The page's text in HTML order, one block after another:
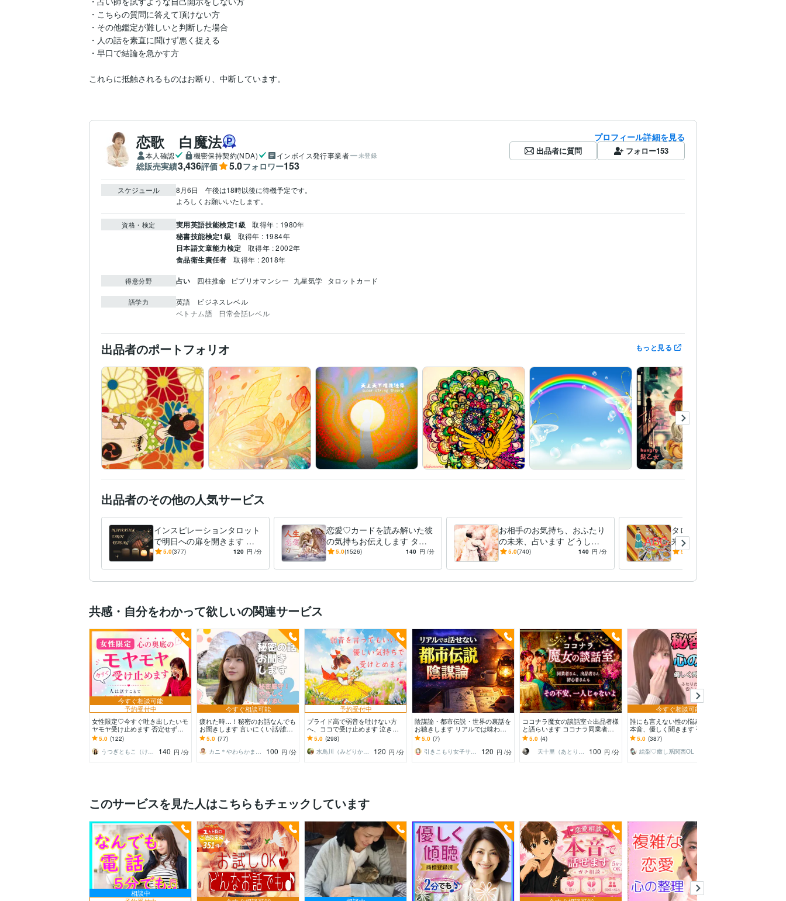
・こちらの質問に答えて頂けない方
・その他鑑定が難しいと判断した場合
・人の話を素直に聞けず悪く捉える
・早口で結論を急かす方
これらに抵触されるものはお断り、中断しています。
恋歌 白魔法
本人確認 機密保持契約(NDA) インボイス発行事業者 未登録
総販売実績3,436評価 5.0フォロワー153
プロフィール詳細を見る
出品者に質問 フォロー153
スケジュール
8月6日　午後は18時以後に待機予定です。
よろしくお願いいたします。
資格・検定 実用英語技能検定1級 取得年 : 1980年
秘書技能検定1級 取得年 : 1984年
日本語文章能力検定 取得年 : 2002年
食品衛生責任者 取得年 : 2018年
得意分野 占い 四柱推命 ピプリオマンシー 九星気学 タロットカード
語学力 英語
ビジネスレベル
ベトナム語
日常会話レベル
出品者のポートフォリオ もっと見る
出品者のその他の人気サービス
インスピレーションタロット
で明日への扉を開きます ド
キドキ、イライラからさよう
5.0(377) 120 円 /分
恋愛♡カードを読み解いた彼
の気持ちお伝えします タロ
ットカードを使用して、今の
5.0(1526) 140 円 /分
お相手のお気持ち、おふたり
の未来、占います どうして
も叶えたいその恋が実ります
5.0(740) 140 円 /分
タロット鑑定 結婚生活の未
来視をします 結婚生活の不
満解消・幸せな未来を引き寄
5.0
共感・自分をわかって欲しいの関連サービス
今すぐ相談可能
予約受付中
女性限定♡今すぐ吐き出したいモ
ヤモヤ受け止めます 否定せず優
しく寄り添います♪たまった想い
を吐き出して心に余白
5.0 (122)
うつぎともこ（けんちゃんママ♪）
140 円 /分
今すぐ相談可能
疲れた時…！秘密のお話なんでも
お聞きします 言いにくい話/誰に
も言えないこと/割り切れないき
もち
5.0 (77)
カニ＊やわらかまごころ検定1級
100 円 /分
予約受付中
プライド高で弱音を吐けない方
へ、ココで受け止めます 泣き言
はプライドが許さない…ぶっちゃ
け話してスッキリ爽快！！
5.0 (298)
水鳥川（みどりかわ）るい
120 円 /分
陰謀論・都市伝説・世界の裏話を
お聴きします リアルでは味わえ
ない"ディープな時間✨深い考
察・真実の探求
5.0 (7)
引きこもり女子サクラ✨実績1200件超
120 円 /分
ココナラ魔女の談話室☆出品者様
と語らいます ココナラ同業者
様、初心者様、占い師さん／い
え、どなたでも♡
5.0 (4)
天十里（あとり）精霊の声を聴く占術師
100 円 /分
今すぐ相談可能
誰にも言えない性の悩み・秘密の
本音、優しく聞きます 否定せず
寄り添います☘️本音を安心してそ
のまま話せる場所です
5.0 (387)
絵梨♡癒し系関西OL
このサービスを見た人はこちらもチェックしています
相談中